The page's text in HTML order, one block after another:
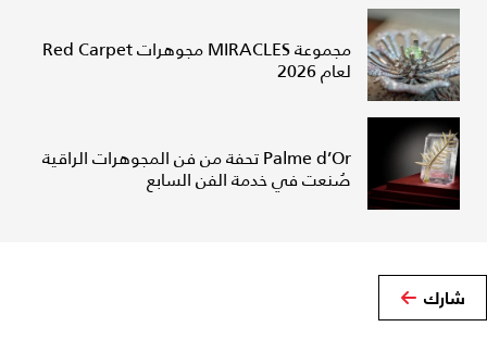
مجموعة MIRACLES مجوهرات Red Carpet
لعام 2026
Palme d’Or تحفة من فن المجوهرات الراقية
صُنعت في خدمة الفن السابع
شارك